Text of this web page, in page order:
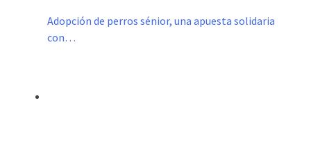
Adopción de perros sénior, una apuesta solidaria
con…